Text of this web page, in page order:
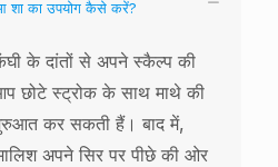
शा का उपयोग कैसे करें?
के दांतों से अपने स्कैल्प की
छोटे स्ट्रोक के साथ माथे की
कर सकती हैं। बाद में,
अपने सिर पर पीछे की ओर